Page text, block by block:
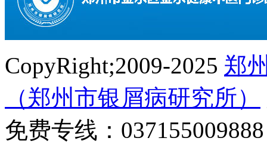
CopyRight;2009-2025 郑
（郑州市银屑病研究所）
免费专线：